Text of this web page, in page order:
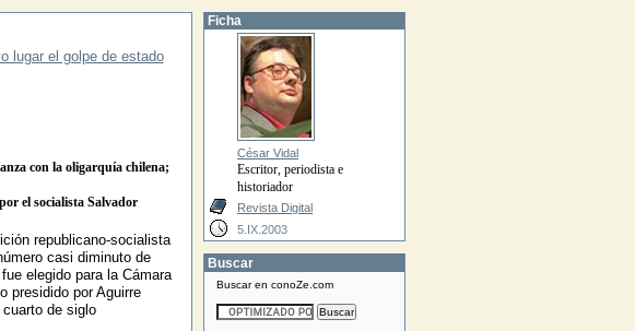
lugar el golpe de estado
con la oligarquía chilena;
el socialista Salvador
republicano-socialista
casi diminuto de
elegido para la Cámara
presidido por Aguirre
de siglo
Ficha
César Vidal
Escritor, periodista e
historiador
Revista Digital
5.IX.2003
Buscar
Buscar en conoZe.com